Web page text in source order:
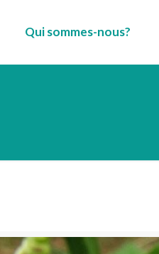
Qui sommes-nous?